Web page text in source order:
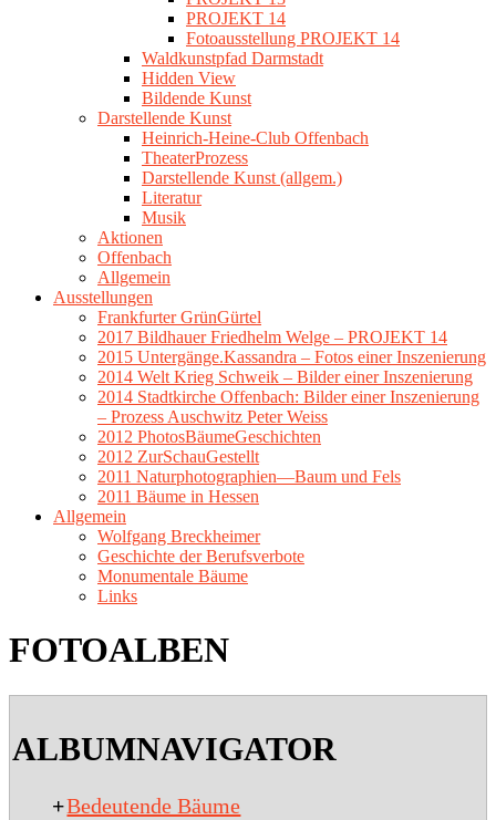
PROJEKT 14
Fotoausstellung PROJEKT 14
Waldkunstpfad Darmstadt
Hidden View
Bildende Kunst
Darstellende Kunst
Heinrich-Heine-Club Offenbach
TheaterProzess
Darstellende Kunst (allgem.)
Literatur
Musik
Aktionen
Offenbach
Allgemein
Ausstellungen
Frankfurter GrünGürtel
2017 Bildhauer Friedhelm Welge – PROJEKT 14
2015 Untergänge.Kassandra – Fotos einer Inszenierung
2014 Welt Krieg Schweik – Bilder einer Inszenierung
2014 Stadtkirche Offenbach: Bilder einer Inszenierung
– Prozess Auschwitz Peter Weiss
2012 PhotosBäumeGeschichten
2012 ZurSchauGestellt
2011 Naturphotographien—Baum und Fels
2011 Bäume in Hessen
Allgemein
Wolfgang Breckheimer
Geschichte der Berufsverbote
Monumentale Bäume
Links
FOTOALBEN
15
ALBUMNAVIGATOR
+Bedeutende Bäume